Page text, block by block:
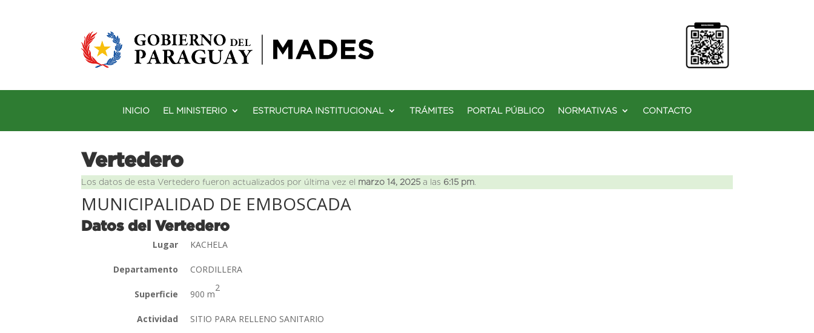
INICIO EL MINISTERIO ESTRUCTURA INSTITUCIONAL TRÁMITES PORTAL PÚBLICO NORMATIVAS CONTACTO
Vertedero
Los datos de esta Vertedero fueron actualizados por última vez el marzo 14, 2025 a las 6:15 pm
MUNICIPALIDAD DE EMBOSCADA
Datos del Vertedero
Lugar KACHELA
Departamento CORDILLERA
Superficie 900 m
2
Actividad SITIO PARA RELLENO SANITARIO